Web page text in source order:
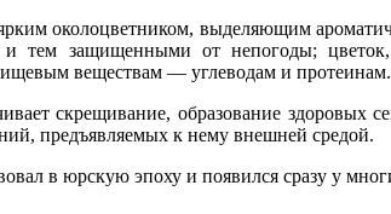
околоцветником, выделяющим
тем защищенными от непогоды; цветок,
веществам — углеводам и протеинам.
скрещивание, образование здоровых
предъявляемых к нему внешней средой.
в юрскую эпоху и появился сразу у